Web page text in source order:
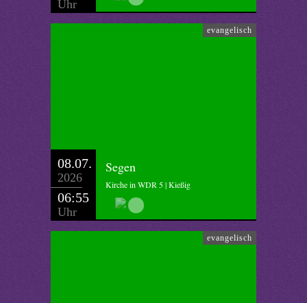
Uhr
evangelisch
08.07.
2026
06:55
Uhr
Segen
Kirche in WDR 5 | Kießig
evangelisch